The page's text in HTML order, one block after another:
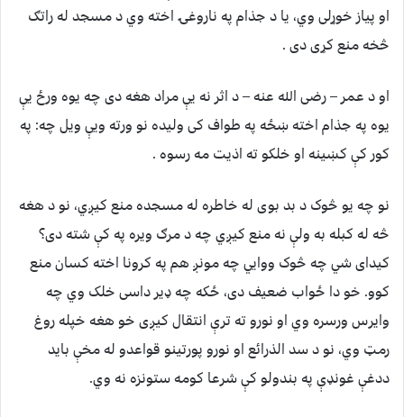
او پیاز خوړلی وي، یا د جذام په ناروغۍ اخته وي د مسجد له راتګ
څخه منع کړی دی .
او د عمر – رضی الله عنه – د اثر نه يې مراد هغه دی چه یوه ورځ يې
یوه په جذام اخته ښځه په طواف کی ولیده نو ورته ويې ویل چه: په
کور کې کښینه او خلکو ته اذیت مه رسوه .
نو چه یو څوک د بد بوی له خاطره له مسجده منع کیږي، نو د هغه
څه له کبله به ولې نه منع کیږي چه د مرګ ویره په کې شته دی؟
کیدای شي چه څوک ووايي چه مونږ هم په کرونا اخته کسان منع
کوو. خو دا ځواب ضعیف دی، ځکه چه ډیر داسی خلک وي چه
وایرس ورسره وي او نورو ته ترې انتقال کیږی خو هغه خپله روغ
رمټ وي، نو د سد الذرائع او نورو پورتینو قواعدو له مخې باید
ددغې غونډې په بندولو کې شرعا کومه ستونزه نه وي.